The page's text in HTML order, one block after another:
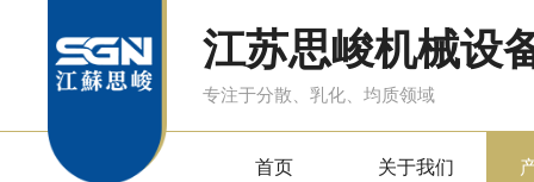
江苏思峻机械设
专注于分散、乳化、均质领域
首页 关于我们